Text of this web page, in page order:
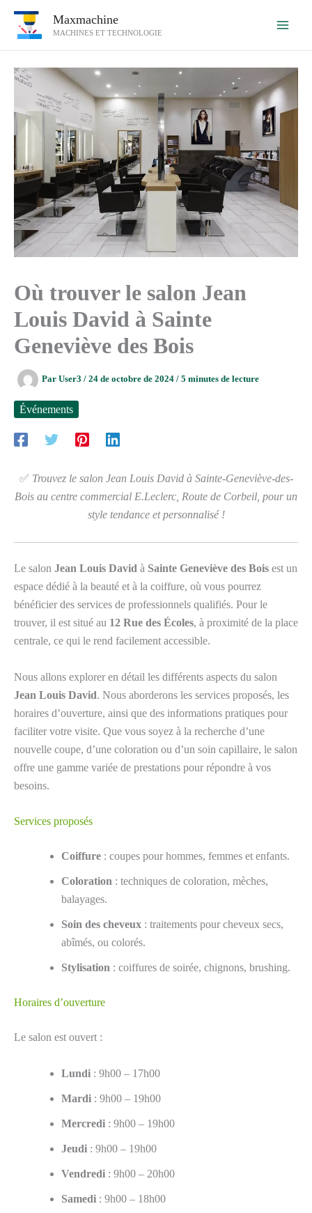
Maxmachine
MACHINES ET TECHNOLOGIE
Où trouver le salon Jean
Louis David à Sainte
Geneviève des Bois
Par User3 / 24 de octobre de 2024 / 5 minutes de lecture
Événements
✅ Trouvez le salon Jean Louis David à Sainte-Geneviève-des-
Bois au centre commercial E.Leclerc, Route de Corbeil, pour un
style tendance et personnalisé !
Le salon Jean Louis David à Sainte Geneviève des Bois est un
espace dédié à la beauté et à la coiffure, où vous pourrez
bénéficier des services de professionnels qualifiés. Pour le
trouver, il est situé au 12 Rue des Écoles, à proximité de la place
centrale, ce qui le rend facilement accessible.
Nous allons explorer en détail les différents aspects du salon
Jean Louis David. Nous aborderons les services proposés, les
horaires d’ouverture, ainsi que des informations pratiques pour
faciliter votre visite. Que vous soyez à la recherche d’une
nouvelle coupe, d’une coloration ou d’un soin capillaire, le salon
offre une gamme variée de prestations pour répondre à vos
besoins.
Services proposés
Coiffure : coupes pour hommes, femmes et enfants.
Coloration : techniques de coloration, mèches,
balayages.
Soin des cheveux : traitements pour cheveux secs,
abîmés, ou colorés.
Stylisation : coiffures de soirée, chignons, brushing.
Horaires d’ouverture
Le salon est ouvert :
Lundi : 9h00 – 17h00
Mardi : 9h00 – 19h00
Mercredi : 9h00 – 19h00
Jeudi : 9h00 – 19h00
Vendredi : 9h00 – 20h00
Samedi : 9h00 – 18h00